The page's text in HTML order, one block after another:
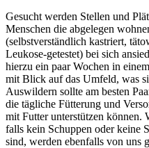
Gesucht werden Stellen und
Menschen die abgelegen
(selbstverständlich kastriert,
Leukose-getestet) bei sich
hierzu ein paar Wochen in
mit Blick auf das Umfeld, was
Auswildern sollte am besten
die tägliche Fütterung und
mit Futter unterstützen können.
falls kein Schuppen oder keine
sind, werden ebenfalls von uns